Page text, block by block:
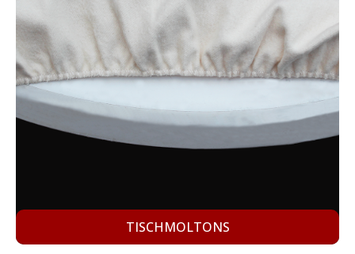
TISCHMOLTONS